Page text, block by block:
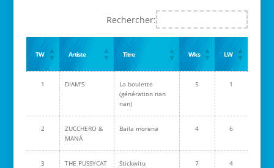
Rechercher:
TW Artiste Titre Wks LW
1 DIAM'S
La boulette
(génération nan
nan)
5 1
2
ZUCCHERO &
MANÁ
Baila morena 4 6
3
THE PUSSYCAT
Stickwitu 7 4